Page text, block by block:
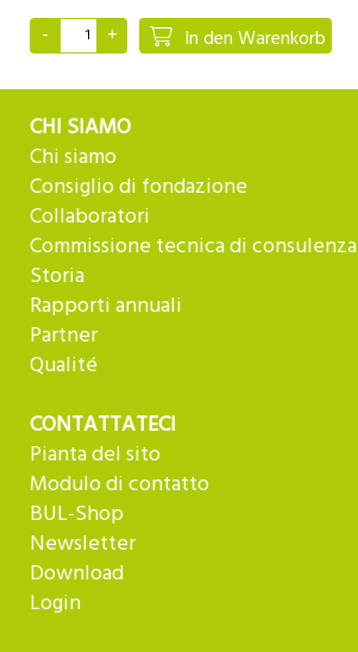
In den Warenkorb
CHI SIAMO
Chi siamo
Consiglio di fondazione
Collaboratori
Commissione tecnica di consulenza
Storia
Rapporti annuali
Partner
Qualité
CONTATTATECI
Pianta del sito
Modulo di contatto
BUL-Shop
Newsletter
Download
Login